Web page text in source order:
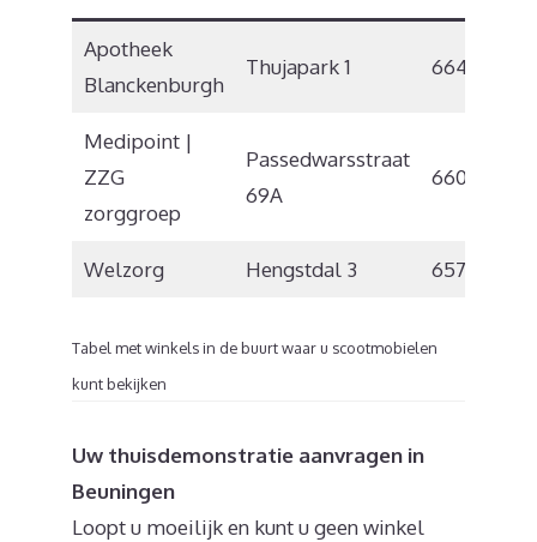
Apotheek
Blanckenburgh
Thujapark 1 6642 CB
Medipoint |
ZZG
zorggroep
Passedwarsstraat
69A
6601 AR
Welzorg Hengstdal 3 6574 NA
Tabel met winkels in de buurt waar u scootmobielen
kunt bekijken
Uw thuisdemonstratie aanvragen in
Beuningen
Loopt u moeilijk en kunt u geen winkel